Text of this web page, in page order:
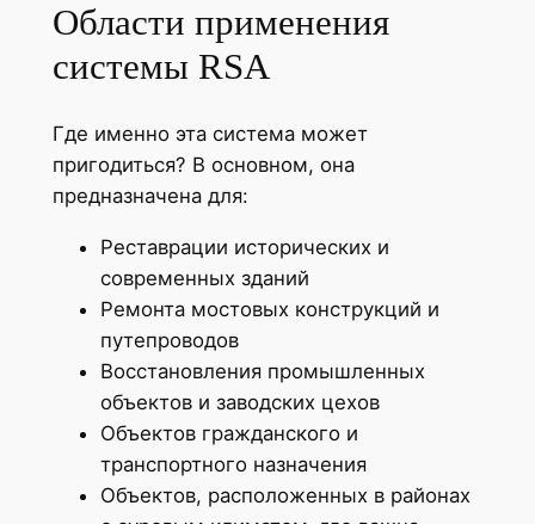
Области применения
системы RSA
Где именно эта система может
пригодиться? В основном, она
предназначена для:
Реставрации исторических и
современных зданий
Ремонта мостовых конструкций и
путепроводов
Восстановления промышленных
объектов и заводских цехов
Объектов гражданского и
транспортного назначения
Объектов, расположенных в районах